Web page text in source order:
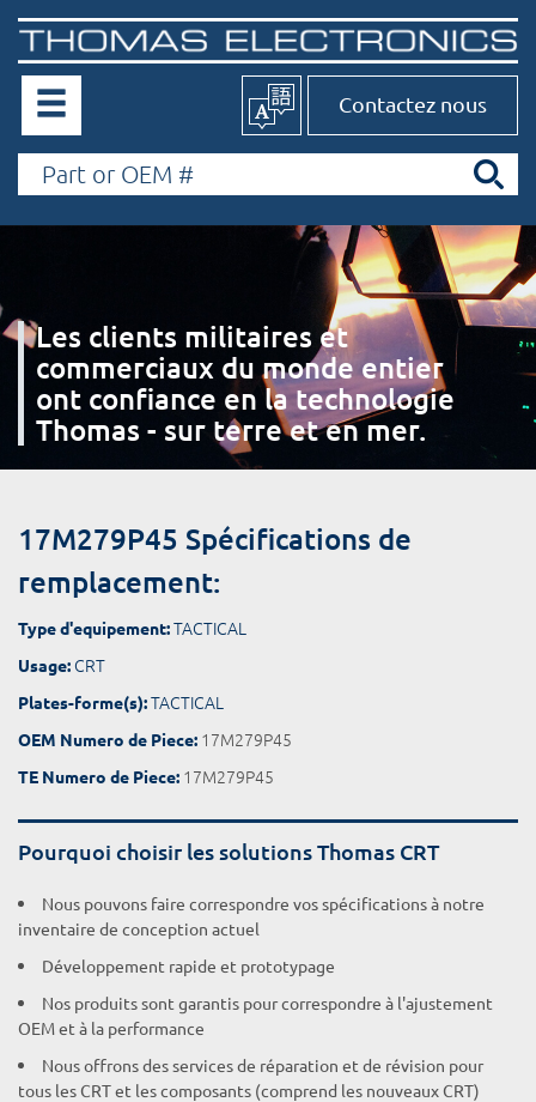
Contactez nous
Les clients militaires et
commerciaux du monde entier
ont confiance en la technologie
Thomas - sur terre et en mer.
17M279P45 Spécifications de
remplacement:
Type d'equipement:TACTICAL
Usage: CRT
Plates-forme(s):TACTICAL
OEM Numero de Piece: 17M279P45
TE Numero de Piece: 17M279P45
Pourquoi choisir les solutions Thomas CRT
Nous pouvons faire correspondre vos spécifications à notre
inventaire de conception actuel
Développement rapide et prototypage
Nos produits sont garantis pour correspondre à l'ajustement
OEM et à la performance
Nous offrons des services de réparation et de révision pour
tous les CRT et les composants (comprend les nouveaux CRT)